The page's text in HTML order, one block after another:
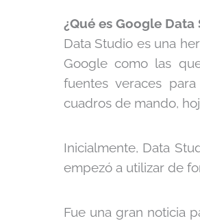
¿Qué es Google Data
Data Studio es una
Google como las
fuentes veraces
cuadros de mando,
Inicialmente, Data
empezó a utilizar de
Fue una gran noticia